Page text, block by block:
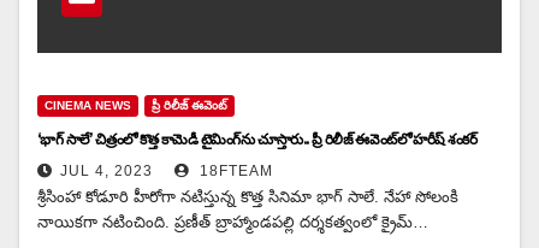
CINEMA NEWS ప్రీ రిలీజ్ ఈవెంట్
‘భాగ్ సాలే’ చిత్రంలో కొత్త కామెడీ టైమింగ్‌ను చూస్తారు.. ప్రీ రిలీజ్ ఈవెంట్‌లో హరీష్ శంకర్
JUL 4, 2023 18FTEAM
శ్రీసింహా కోడూరి హీరోగా నటిస్తున్న కొత్త సినిమా భాగ్ సాలే. నేహా సోలంకి
నాయికగా నటించింది. ప్రణీత్ బ్రాహ్మాండపల్లి దర్శకత్వంలో క్రైమ్…